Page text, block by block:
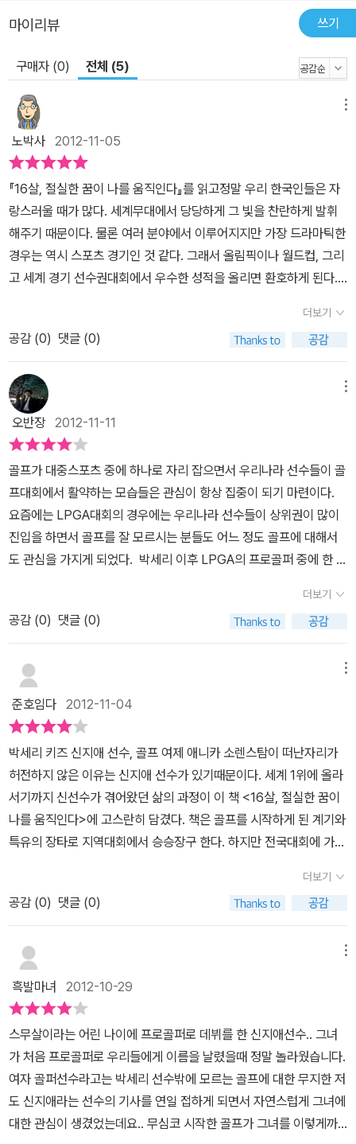
많던 평범한 소녀가 자신만의 ‘꿈’을 발견하고 변화해가는 과정, 가족
줄 아는 ‘진정한 프로’로 성장해가는 과정이 한 편의 감동적인 드라마
픔을 견디고 이뤄낸 것이기에 그 후의 성공이 더욱 값지고 아름다운
것이다. 화려한 스포트라이트와 결과만을 좇는 사람들을 향해 그녀는
이렇게 말한다. “사람들은 기적적인 반전이나 성공에만 관심을 갖지
중하게 생각하고, 그저 묵묵히 제 길을 갈 뿐입니다. 물론 힘겹고 어려
운 일도 있겠지만, 그 또한 과정일 뿐이고 결국은 소중한 경험이 되리
라 믿습니다.” 신지애는 어떤 실패에도 굴하지 않고 다시 일어섰던 강
한 의지와 정신력의 비결을 들려주며 ‘절망이 깊을수록 희망은 더욱
밝게 빛난다’는 감동적인 메시지를 독자들에게 전한다. 이 책은 현실
의 높은 벽에 부딪혀 힘겨워하는 모든 사람들, 특히 경쟁에 매몰되어
꿈과 노력의 가치를 잊어버린 오늘의 청소년들을 위한 필독서이다.
마이리뷰 쓰기
구매자 (0) 전체 (5)
노박사 2012-11-05
『16살, 절실한 꿈이 나를 움직인다』를 읽고정말 우리 한국인들은 자
랑스러울 때가 많다. 세계무대에서 당당하게 그 빛을 찬란하게 발휘
해주기 때문이다. 물론 여러 분야에서 이루어지지만 가장 드라마틱한
경우는 역시 스포츠 경기인 것 같다. 그래서 올림픽이나 월드컵, 그리
고 세계 경기 선수권대회에서 우수한 성적을 올리면 환호하게 된다.
리 대한민국의 위력을 떨치고 있는 분야 중 하나는 골프 경기이다. 남
성은 최경주, 여성은 신지애가 바로 대표 주자이다. 모든 조건에서 불
리한 데에도 불구하고 강한 의지와 정신력을 통해서 세계 골프 무대
를 점령하고 있기 때문이다. 실제 내 자신 골프를 치지 않기 때문에 확
실한 골프 지식은 갖고 있지 않다. 그러나 그 어떤 경기보다도 많은 코
스를 돌면서 하나하나 임하는 골프는 많은 성공과 실패를 경험해야
종목이다. 따라서 한 순간의 실패가 경기를 망칠 수 있기 때문이다. 그
어떤 경기이든지 수많은 선수 후보들이 있다. 거의 매일매일 열심히
임하고 있지만 최정상으로 가는 길은 그리 많지 않은 것은 명확하다.
정상으로 가기 위해서는 정답은 단 하나일 뿐이다. 그것은 오직 하나
의 일념으로 온갖 어려움을 이겨내면서 거기에 매진하는 길밖에 없
다. 여자 골프계의 여왕인 신지애도 바로 그런 인물이었다. 가난한 집
안에서 자란 평범한 소녀였기 때문이다. 초등5년부터 골프를 알기 시
작하였지만 넉넉한 뒷받침이 없었고, 오직 아버지와 함께 열심히 임
루기 위한 최고의 계기로 삼는 어른스러운 모습을 확인할 수가 있었
고, 바로 이때의 강력한 의지가 결국 힘든 훈련을 이겨내면서 정상에
오를 수가 있었다고 생각한다. 한때는 슬럼프에 빠져서 힘들었던 때
가 찾아오기도 하였지만 재기에 성공하여 올해 9월 영국 리버풀에서
막을 내린 LPGA 브리티시오픈 대회에서 우승함으로써 킹스밀 챔피
언십에 이어 2주 연속으로 우승컵을 거머쥐게 된 것이다. 정말 대단
하고 존경할 수밖에 없다. 이런 영광은 역시 자신과의 끈질긴 싸움에
서 확실하게 이겨낸 인간승리라 할 수가 있다. 이 책을 통해서 신지애
있다. 바로 이것이다. 지금 여건이 어렵고, 모든 조건이 힘들어 어렵게
생활하는 많은 청소년들이 멘토로 삼아서 한 번 적극적인 도전을 시
작할 수 있는 계기가 되었으면 하는 바람이다. ‘절망이 깊을수록 희망
은 더욱 밝게 빛난다.’는 메시지를 거울 삼아 오늘 이 시간에도 더욱
더 전력투구하는 멋진 모습 기대한다.
더보기
공감 (0) 댓글 (0)
오반장2012-11-11
골프가 대중스포츠 중에 하나로 자리 잡으면서 우리나라 선수들이 골
프대회에서 활약하는 모습들은 관심이 항상 집중이 되기 마련이다.
요즘에는 LPGA대회의 경우에는 우리나라 선수들이 상위권이 많이
진입을 하면서 골프를 잘 모르시는 분들도 어느 정도 골프에 대해서
도 관심을 가지게 되었다. 박세리 이후 LPGA의 프로골퍼 중에 한 사
틀림이 없다. 책의 제목처럼 그 동안에 신지애 선수가 이 자리 오기까
지는 절실한 꿈이 있었기 때문에 가능하지 않았을까 개인적으로 생각
을 해보게 한다. 최고를 지향해야 하는 운동이기에 그만큼 어려움도
많았을 것이라고 생각이 되는데 그 과정을 훌륭히 이겨낸 신지애 선
애 선수도 힘든 과정을 통해서 이 자리까지 오기 까지의 과정들이 책
에 많이 나열이 되어 있다. 무심코 시작한 골프가 그녀의 인생에 있어
서 가장 큰 영향을 주게 된 활동으로 바뀌기까지는 피나는 노력이 수
반되었기 때문이라고 봐야 할 것 같다. 그녀가 골프를 처음하게 된 것
또한 박세리 선수 덕분이었는데 텔레비전을 통해서 본 박세리 선수의
활약상을 보고 아버지의 영향을 받아서 처음으로 골프를 시작하게 되
었다고 한다. 그 당시 신지애 선수가 박세리 선수만큼 훌륭한 선수가
될 것이라고는 예상하지 못했지만 그녀의 성실함과 끈기 있는 노력이
바로 어린 나이지만 그녀를 절실하게 만든 요인이지 않을까 싶었다.
욱 훈련에 매진하고 골프에 대한 집념을 가지면서 살아가는 그녀의
모습은 성공하는 프로스포츠 선수라면 누구나 꿈꾸는 성공에 대한 강
한 열망이 가슴속에 자리잡고 있었던 것이었다. 아버지가 항상 주어
진 훈련을 주는것도 묵묵히 참고 잘 견뎌가며넛 쉬고 싶다는 내색 하
나 없이 잘 해준 그녀는 참으로 세계 최고의 선수가 되기에 이미 많은
경험을 했다고 느껴졌다. 그리고 나서 어머니가 일찍 돌아가시고 나
서 신지애 선수는 곧 프로 전향을 통해서 더 큰 무대를 뛰어 들게 되었
다. 프로라는 것 자체가 실력을 평가받는 것이기 때문에 신지애 선수
더보기
공감 (0) 댓글 (0)
준호임다 2012-11-04
박세리 키즈 신지애 선수, 골프 여제 애니카 소렌스탐이 떠난자리가
허전하지 않은 이유는 신지애 선수가 있기때문이다. 세계 1위에 올라
서기까지 신선수가 겪어왔던 삶의 과정이 이 책 <16살, 절실한 꿈이
나를 움직인다>에 고스란히 담겼다. 책은 골프를 시작하게 된 계기와
특유의 장타로 지역대회에서 승승장구 한다. 하지만 전국대회에 가서
신력과 경기운영 그리고 최고의 골프 실력을 갖추기까지 미국에 진출
하지 않고 일본을 거쳐서 실력을 키웠던 신선수, 우승을 하거나 그러
지 못하거나 항상 여유를 가질 수 있었던 건 그녀가 가진 실력과 골프
에 대한 감각, 사랑이다. 그리고 쫓는 자와 쫓기는 자 사이에서 느끼는
그 모든 압박감을 이기고 일구어낸 결과가 지금의 신선수를 만들었
다. 하지만 그녀에게도 슬럼프가 있었다. 스윙을 바꿔보기도 하고 부
상도 있었고 맹장수술도 받았다. 일년의 정해진 스케줄대로 움직이는
사이 일어난 일들로 인해 좌절하고 힘들어 절망할수도 있었을텐데 그
모든 절망을 바꿔 희망을 일궈낸 신선수는 한마디로 프로다. 프로는
실력으로 말한다. 실력이 안되면 언제든지 사라질 선수로 남을 수 있
었지만 실력을 갖췄다. 그녀 옆에는 아버지가 냉정하게 평가해주었
다. 실력있는 코치들이 그녀를 지도했으며 딸린 식구들을 위해서 눈
더보기
공감 (0) 댓글 (0)
흑발마녀 2012-10-29
스무살이라는 어린 나이에 프로골퍼로 데뷔를 한 신지애선수.. 그녀
가 처음 프로골퍼로 우리들에게 이름을 날렸을때 정말 놀라웠습니다.
여자 골퍼선수라고는 박세리 선수밖에 모르는 골프에 대한 무지한 저
도 신지애라는 선수의 기사를 연일 접하게 되면서 자연스럽게 그녀에
대한 관심이 생겼었는데요.. 무심코 시작한 골프가 그녀를 이렇게까